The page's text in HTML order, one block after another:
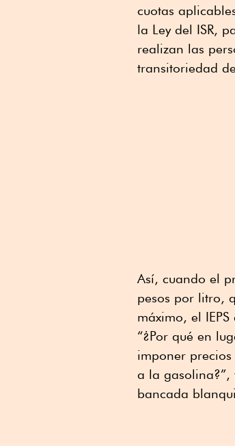
cuotas
la Ley del ISR,
realizan las
transitoriedad
Así, cuando el
pesos por litro,
máximo, el
“¿Por qué en
imponer
a la gasolina?”,
bancada